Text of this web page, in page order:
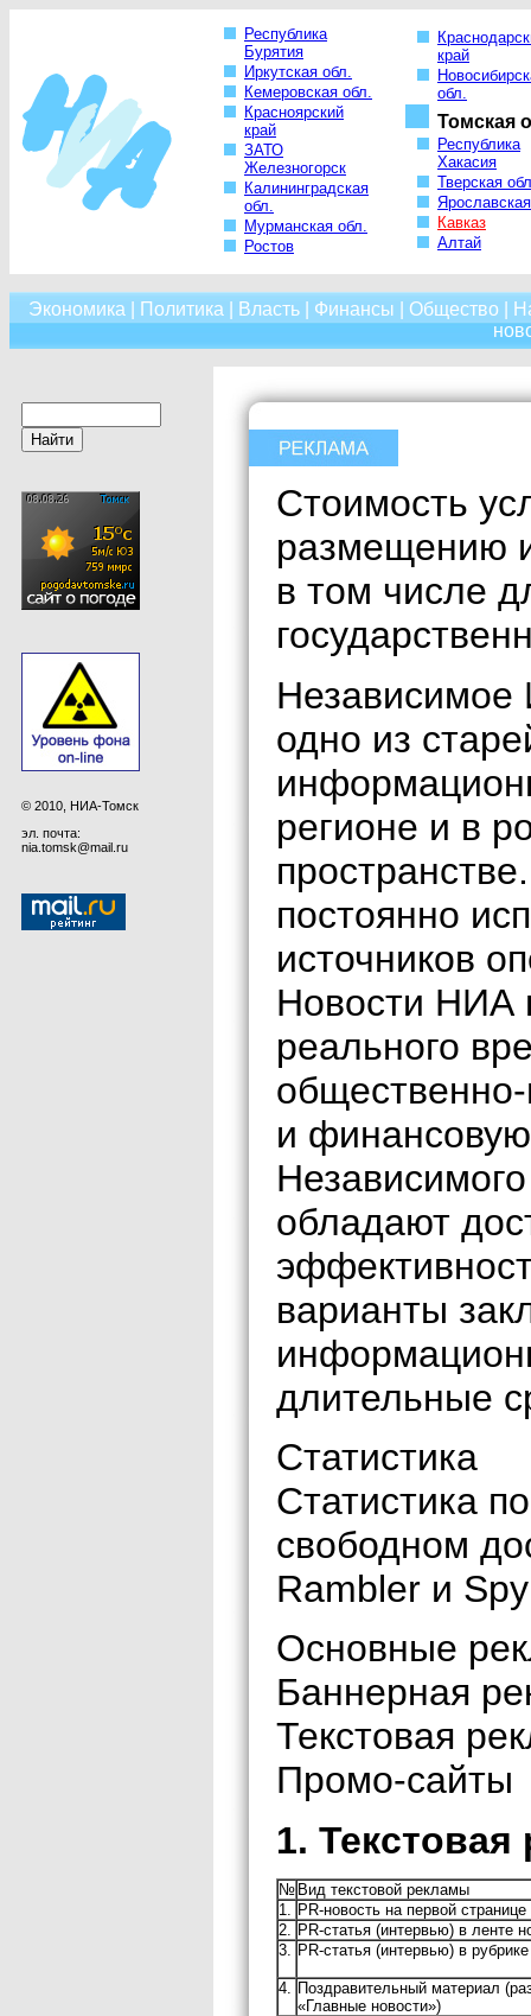
Республика
Бурятия
Иркутская обл.
Кемеровская обл.
Красноярский
край
ЗАТО
Железногорск
Калининградская
обл.
Мурманская обл.
Ростов
край
обл.
Томская
Республика
Хакасия
Тверская
Кавказ
Алтай
Экономика Политика Власть| Финансы Общество
© 2010, НИА-Томск
эл. почта:
nia.tomsk@mail.ru
Стоимость
размещению
в том числе
одно из
регионе и в
постоянно
источников
Новости НИА
реального
и
обладают
варианты
длительные
Статистика
Статистика
свободном
Rambler и
Основные
Баннерная
Текстовая
Промо-сайты
1.
№ Вид текстовой рекламы
1.
PR-новость на первой
2.
PR-статья (интервью) в ленте
3.
PR-статья (интервью) в
4.
Поздравительный материал
«Главные новости»)